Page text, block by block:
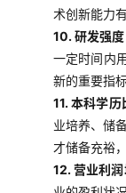
术创新能力
10. 研发强
一定时间内
新的重要指
11. 本科学历
业培养、储
才储备充裕
12. 营业利